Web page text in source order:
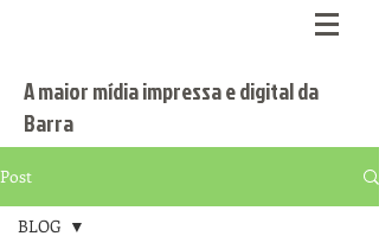
A maior mídia impressa e digital da
Barra
Post
BLOG